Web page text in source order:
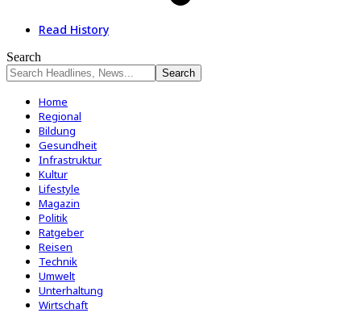
Read History
Search
Home
Regional
Bildung
Gesundheit
Infrastruktur
Kultur
Lifestyle
Magazin
Politik
Ratgeber
Reisen
Technik
Umwelt
Unterhaltung
Wirtschaft